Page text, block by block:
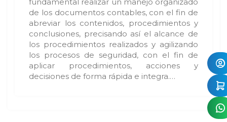
de los documentos contables, con el fin de
abreviar los contenidos, procedimientos y
conclusiones, precisando así el alcance de
los procedimientos realizados y agilizando
los procesos de seguridad, con el fin de
aplicar procedimientos, acciones y
decisiones de forma rápida e integra.…